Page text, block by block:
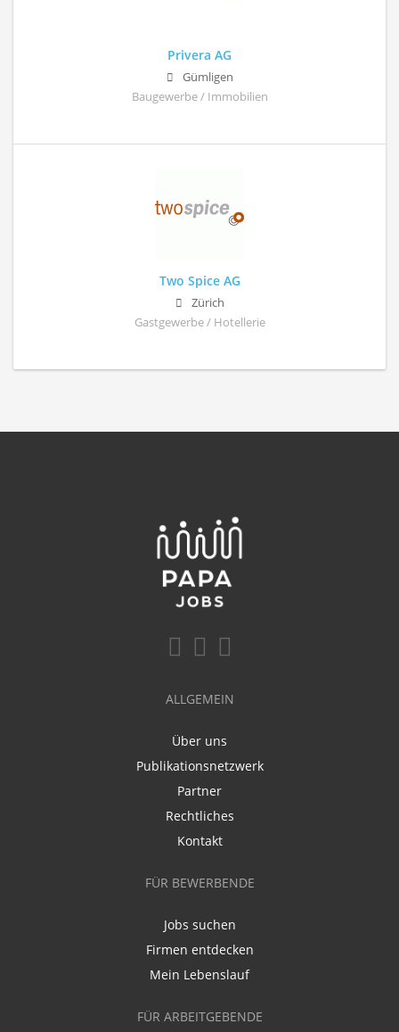
Privera AG
Gümligen
Baugewerbe / Immobilien
Two Spice AG
Zürich
Gastgewerbe / Hotellerie
ALLGEMEIN
Über uns
Publikationsnetzwerk
Partner
Rechtliches
Kontakt
FÜR BEWERBENDE
Jobs suchen
Firmen entdecken
Mein Lebenslauf
FÜR ARBEITGEBENDE